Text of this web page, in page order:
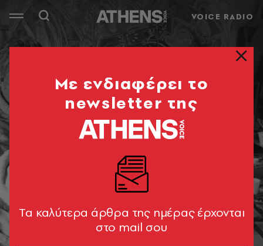
VOICE RADIO
Mε ενδιαφέρει το
newsletter της
Tα καλύτερα άρθρα της ημέρας έρχονται
στο mail σου